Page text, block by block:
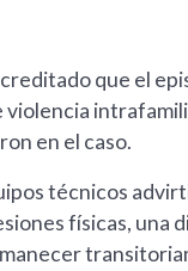
que el
en el caso.
técnicos
físicas, una